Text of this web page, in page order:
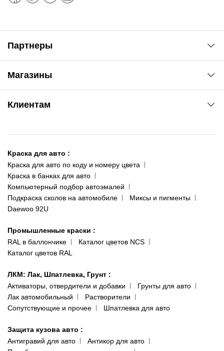
Магазины
ул. Рабочая, 2-а
093 611-39-23
(ориентир: Интайм №40)
Одесса
пр-т Акад. Глушко, 29
066 554-97-70
Клиентам
Доставка и оплата
Сотрудничество
Наши публикации
Публичная оферта
Политика конфиденциальности
Партнеры
Краска для авто :
Краска для авто по коду и номеру цвета
Краска в банках для авто
Компьютерный подбор автоэмалей
Подкраска сколов на автомобиле
Миксы и пигменты
Daewoo 92U
Промышленные краски :
RAL в баллончике
Каталог цветов NCS
Каталог цветов RAL
ЛКМ: Лак, Шпатлевка, Грунт :
Активаторы, отвердители и добавки
Грунты для авто
Лак автомобильный
Растворители
Сопутствующие и прочее
Шпатлевка для авто
Защита кузова авто :
Антигравий для авто
Антикор для авто